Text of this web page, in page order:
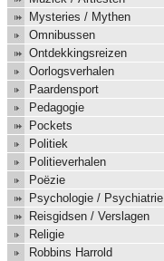
Mysteries / Mythen
Omnibussen
Ontdekkingsreizen
Oorlogsverhalen
Paardensport
Pedagogie
Pockets
Politiek
Politieverhalen
Poëzie
Psychologie / Psychiatrie
Reisgidsen / Verslagen
Religie
Robbins Harrold